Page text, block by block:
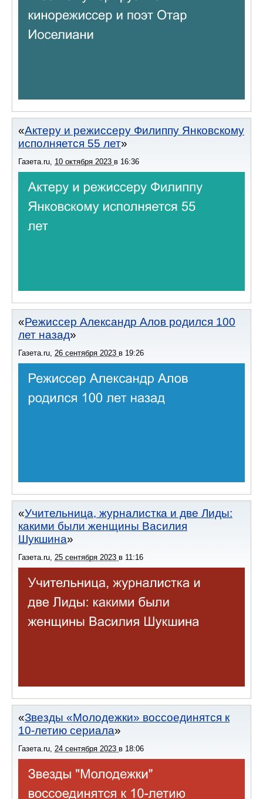
Актеру и режиссеру Филиппу Янковскому
исполняется 55 лет
Газета.ru, 10 октября 2023 в 16:36
Режиссер Александр Алов родился 100
лет назад
Газета.ru 26 сентября 2023 в 19:26
Учительница, журналистка и две Лиды:
какими были женщины Василия
Шукшина
Газета.ru 25 сентября 2023 в 11:16
Звезды «Молодежки» воссоединятся к
10-летию сериала
Газета.ru 24 сентября 2023 в 18:06